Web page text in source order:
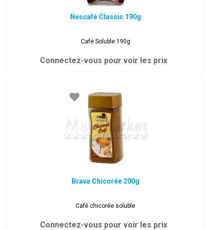
Nescafé Classic 190g
Café Soluble 190g
Connectez-vous pour voir les prix
Brava Chicorée 200g
Café chicorée soluble
Connectez-vous pour voir les prix